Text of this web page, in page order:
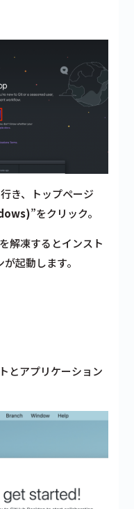
き、トップページ
”をクリック。
解凍するとインスト
起動します。
とアプリケーション